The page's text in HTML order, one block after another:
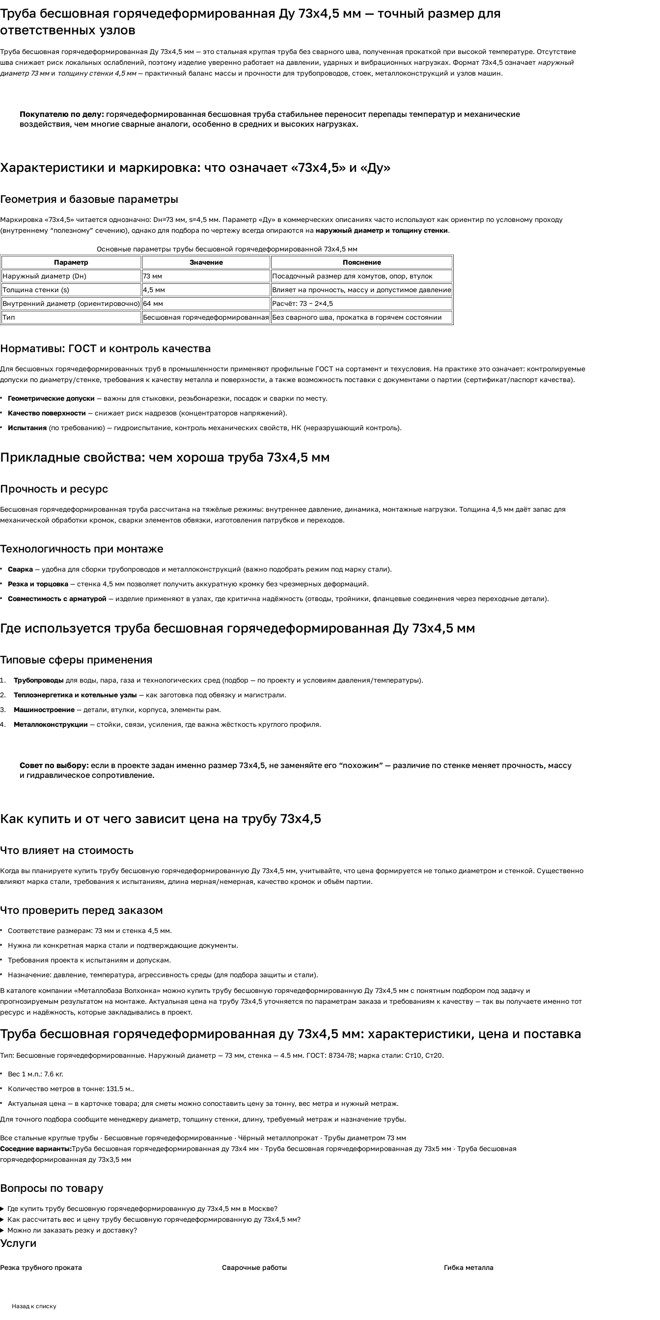
Труба бесшовная горячедеформированная Ду 73х4,5 мм — точный размер для
ответственных узлов
Труба бесшовная горячедеформированная Ду 73х4,5 мм — это стальная круглая труба без сварного шва, полученная прокаткой при высокой температуре. Отсутствие
шва снижает риск локальных ослаблений, поэтому изделие уверенно работает на давлении, ударных и вибрационных нагрузках. Формат 73х4,5 означает наружный
диаметр 73 мми толщину стенки 4,5 мм— практичный баланс массы и прочности для трубопроводов, стоек, металлоконструкций и узлов машин.
Покупателю по делу: горячедеформированная бесшовная труба стабильнее переносит перепады температур и механические
воздействия, чем многие сварные аналоги, особенно в средних и высоких нагрузках.
Характеристики и маркировка: что означает «73х4,5» и «Ду»
Геометрия и базовые параметры
Маркировка «73х4,5» читается однозначно: Dн=73 мм, s=4,5 мм. Параметр «Ду» в коммерческих описаниях часто используют как ориентир по условному проходу
(внутреннему “полезному” сечению), однако для подбора по чертежу всегда опираются на наружный диаметр и толщину стенки.
Основные параметры трубы бесшовной горячедеформированной 73х4,5 мм
Параметр
Значение
Пояснение
Наружный диаметр (Dн)
73 мм
Посадочный размер для хомутов, опор, втулок
Толщина стенки (s)
4,5 мм
Влияет на прочность, массу и допустимое давление
Внутренний диаметр (ориентировочно) 64 мм
Расчёт: 73 − 2×4,5
Тип
Бесшовная горячедеформированная Без сварного шва, прокатка в горячем состоянии
Нормативы: ГОСТ и контроль качества
Для бесшовных горячедеформированных труб в промышленности применяют профильные ГОСТ на сортамент и техусловия. На практике это означает: контролируемые
допуски по диаметру/стенке, требования к качеству металла и поверхности, а также возможность поставки с документами о партии (сертификат/паспорт качества).
Геометрические допуски — важны для стыковки, резьбонарезки, посадок и сварки по месту.
Качество поверхности — снижает риск надрезов (концентраторов напряжений).
Испытания (по требованию) — гидроиспытание, контроль механических свойств, НК (неразрушающий контроль).
Прикладные свойства: чем хороша труба 73х4,5 мм
Прочность и ресурс
Бесшовная горячедеформированная труба рассчитана на тяжёлые режимы: внутреннее давление, динамика, монтажные нагрузки. Толщина 4,5 мм даёт запас для
механической обработки кромок, сварки элементов обвязки, изготовления патрубков и переходов.
Технологичность при монтаже
Сварка — удобна для сборки трубопроводов и металлоконструкций (важно подобрать режим под марку стали).
Резка и торцовка — стенка 4,5 мм позволяет получить аккуратную кромку без чрезмерных деформаций.
Совместимость с арматурой — изделие применяют в узлах, где критична надёжность (отводы, тройники, фланцевые соединения через переходные детали).
Где используется труба бесшовная горячедеформированная Ду 73х4,5 мм
Типовые сферы применения
Трубопроводы для воды, пара, газа и технологических сред (подбор — по проекту и условиям давления/температуры).
Теплоэнергетика и котельные узлы — как заготовка под обвязку и магистрали.
Машиностроение — детали, втулки, корпуса, элементы рам.
Металлоконструкции — стойки, связи, усиления, где важна жёсткость круглого профиля.
Совет по выбору: если в проекте задан именно размер 73х4,5, не заменяйте его “похожим” — различие по стенке меняет прочность, массу
и гидравлическое сопротивление.
Как купить и от чего зависит цена на трубу 73х4,5
Что влияет на стоимость
Когда вы планируете купить трубу бесшовную горячедеформированную Ду 73х4,5 мм, учитывайте, что цена формируется не только диаметром и стенкой. Существенно
влияют марка стали, требования к испытаниям, длина мерная/немерная, качество кромок и объём партии.
Что проверить перед заказом
Соответствие размерам: 73 мм и стенка 4,5 мм.
Нужна ли конкретная марка стали и подтверждающие документы.
Требования проекта к испытаниям и допускам.
Назначение: давление, температура, агрессивность среды (для подбора защиты и стали).
В каталоге компании «Металлобаза Волхонка» можно купить трубу бесшовную горячедеформированную Ду 73х4,5 мм с понятным подбором под задачу и
прогнозируемым результатом на монтаже. Актуальная цена на трубу 73х4,5 уточняется по параметрам заказа и требованиям к качеству — так вы получаете именно тот
ресурс и надёжность, которые закладывались в проект.
Труба бесшовная горячедеформированная ду 73х4,5 мм: характеристики, цена и поставка
Тип: Бесшовные горячедеформированные. Наружный диаметр — 73 мм, стенка — 4.5 мм. ГОСТ: 8734-78; марка стали: Ст10, Ст20.
Вес 1 м.п.: 7.6 кг.
Количество метров в тонне: 131.5 м..
Актуальная цена — в карточке товара; для сметы можно сопоставить цену за тонну, вес метра и нужный метраж.
Для точного подбора сообщите менеджеру диаметр, толщину стенки, длину, требуемый метраж и назначение трубы.
Все стальные круглые трубы · Бесшовные горячедеформированные · Чёрный металлопрокат · Трубы диаметром 73 мм
Соседние варианты:Труба бесшовная горячедеформированная ду 73х4 мм · Труба бесшовная горячедеформированная ду 73х5 мм · Труба бесшовная
горячедеформированная ду 73х3,5 мм
Вопросы по товару
Где купить трубу бесшовную горячедеформированную ду 73х4,5 мм в Москве?
Как рассчитать вес и цену трубу бесшовную горячедеформированную ду 73х4,5 мм?
Можно ли заказать резку и доставку?
Услуги
Резка трубного проката Сварочные работы Гибка металла
Назад к списку